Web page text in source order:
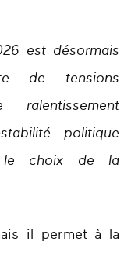
est désormais
de tensions
politique
le choix de la
il permet à la